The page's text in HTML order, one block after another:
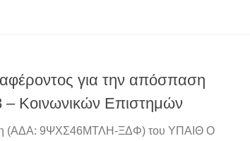
για την απόσπαση
– Κοινωνικών Επιστημών
(ΑΔΑ: 9ΨΧΣ46ΜΤΛΗ-ΞΔΦ) του ΥΠΑΙΘ Ο